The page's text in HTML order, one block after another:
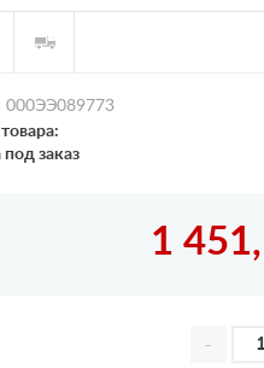
000ЭЭ089773
под заказ
1